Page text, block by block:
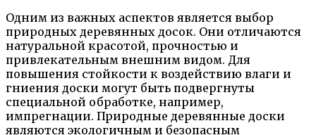
Одним из важных аспектов является выбор
природных деревянных досок. Они отличаются
натуральной красотой, прочностью и
привлекательным внешним видом. Для
повышения стойкости к воздействию влаги и
гниения доски могут быть подвергнуты
специальной обработке, например,
импрегнации. Природные деревянные доски
являются экологичным и безопасным